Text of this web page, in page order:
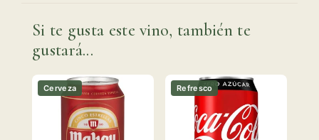
Si te gusta este vino, también te
gustará...
Cerveza Refresco